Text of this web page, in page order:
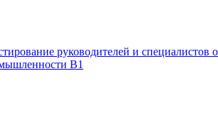
руководителей и специалистов
В1